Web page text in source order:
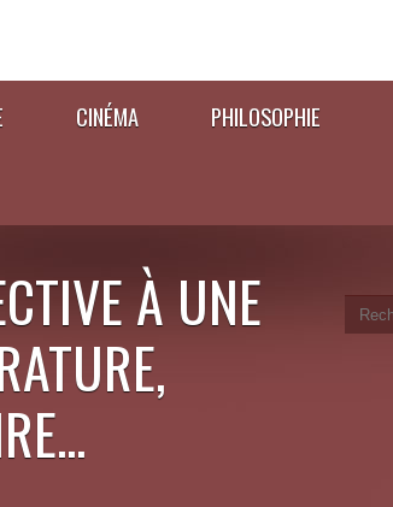
CINÉMA PHILOSOPHIE
À UNE